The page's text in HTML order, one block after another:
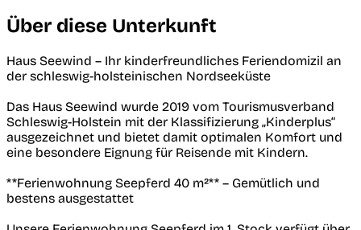
Über diese Unterkunft
Haus Seewind – Ihr kinderfreundliches Feriendomizil an
der schleswig-holsteinischen Nordseeküste
Das Haus Seewind wurde 2019 vom Tourismusverband
Schleswig-Holstein mit der Klassifizierung „Kinderplus“
ausgezeichnet und bietet damit optimalen Komfort und
eine besondere Eignung für Reisende mit Kindern.
**Ferienwohnung Seepferd 40 m²** – Gemütlich und
bestens ausgestattet